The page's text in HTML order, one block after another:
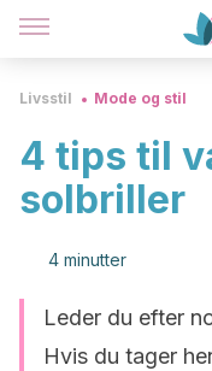
Livsstil Mode og stil
4 tips til
solbriller
4 minutter
Leder du efter
Hvis du tager